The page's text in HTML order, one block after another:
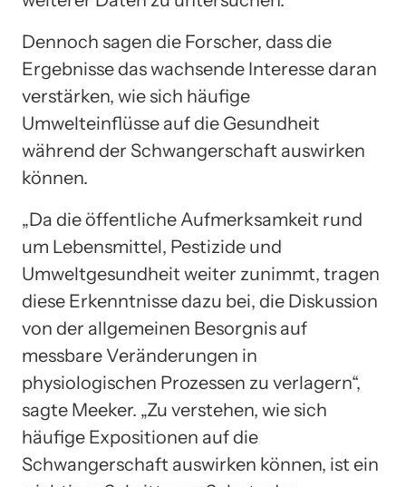
Dennoch sagen die Forscher, dass die
Ergebnisse das wachsende Interesse daran
verstärken, wie sich häufige
Umwelteinflüsse auf die Gesundheit
während der Schwangerschaft auswirken
können.
„Da die öffentliche Aufmerksamkeit rund
um Lebensmittel, Pestizide und
Umweltgesundheit weiter zunimmt, tragen
diese Erkenntnisse dazu bei, die Diskussion
von der allgemeinen Besorgnis auf
messbare Veränderungen in
physiologischen Prozessen zu verlagern“,
sagte Meeker. „Zu verstehen, wie sich
häufige Expositionen auf die
Schwangerschaft auswirken können, ist ein